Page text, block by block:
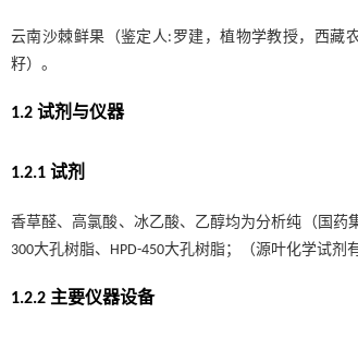
云南沙棘鲜果（鉴定人:罗建，植物学教授，西藏
籽）。
1.2 试剂与仪器
1.2.1 试剂
香草醛、高氯酸、冰乙酸、乙醇均为分析纯（国药
300大孔树脂、HPD-450大孔树脂；（源叶化学试剂
1.2.2 主要仪器设备